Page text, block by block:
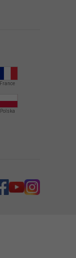
France
Polska